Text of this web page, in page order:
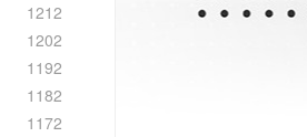
1212
1202
1192
1182
1172